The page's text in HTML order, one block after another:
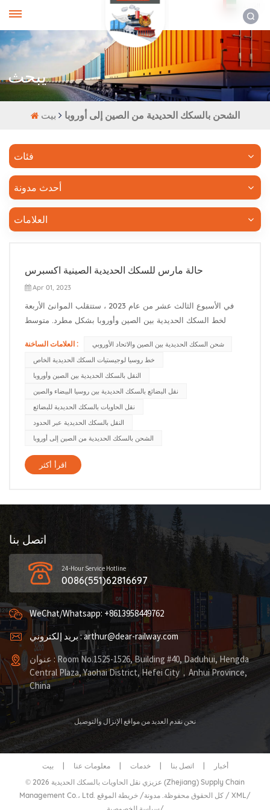
يبحث
الشحن بالسكك الحديدية من الصين إلى أوروبا
فئات
أحدث مدونة
العلامات
حالة مارس للسكك الحديدية الصينية اكسبرس
Apr 01, 2023
في الأسبوع الثالث عشر من عام 2023 ، ستتقلب الموانئ الأربعة
لخط السكك الحديدية بين الصين وأوروبا بشكل مطرد. متوسط
لتغيير الملابس في ألاشانكو هو 2-3 أيام ، ومتوسط الوقت لتغيير
الملابس في إرينهوت هو. 7-10 أيام. في أواخر مارس ، زاد عدد
القطارات ا...
العلامات الساخنة :
شحن السكك الحديدية بين الصين والاتحاد الأوروبي
خط روسيا لوجيستيات السكك الحديدية الخاص
النقل بالسكك الحديدية بين الصين وأوروبا
نقل البضائع بالسكك الحديدية بين روسيا البيضاء والصين
نقل الحاويات بالسكك الحديدية للبضائع
النقل بالسكك الحديدية عبر الحدود
الشحن بالسكك الحديدية من الصين إلى أوروبا
اقرأ أكثر
اتصل بنا
24-Hour Service Hotline
0086(551)62816697
WeChat/Whatsapp: +8613958449762
بريد إلكتروني : arthur@dear-railway.com
عنوان : Room No.1525-1526, Building #40, Daduhui, Hengda
Central Plaza, Yaohai District, Hefei City，Anhui Province,
China
نحن نقدم العديد من مواقع الإنزال والتوصيل
بيت معلومات عنا خدمات اتصل بنا
أخبار
© 2026 عزيزي نقل الحاويات بالسكك الحديدية (Zhejiang) Supply Chain
Management Co.، Ltd. كل الحقوق محفوظة. مدونة/ / XML/